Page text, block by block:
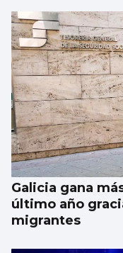
Galicia gana
último año
migrantes